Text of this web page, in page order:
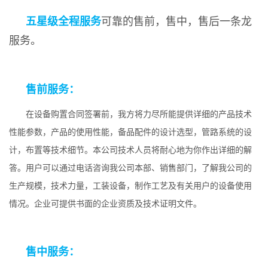
五星级全程服务可靠的售前，售中，售后一条龙
服务。
售前服务：
在设备购置合同签署前，我方将力尽所能提供详细的产品技术
性能参数，产品的使用性能，备品配件的设计选型，管路系统的设
计，布置等技术细节。本公司技术人员将耐心地为你作出详细的解
答。用户可以通过电话咨询我公司本部、销售部门，了解我公司的
生产规模，技术力量，工装设备，制作工艺及有关用户的设备使用
情况。企业可提供书面的企业资质及技术证明文件。
售中服务：